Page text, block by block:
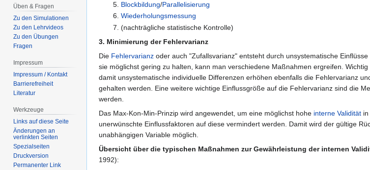
Blockbildung/Parallelisierung
Wiederholungsmessung
(nachträgliche statistische Kontrolle)
3. Minimierung der Fehlervarianz
Die Fehlervarianz oder auch "Zufallsvarianz" entsteht durch unsystematische
sie möglichst gering zu halten, kann man verschiedene Maßnahmen ergreifen.
damit unsystematische individuelle Differenzen erhöhen ebenfalls die Fehlervarianz
gehalten werden. Eine weitere wichtige Einflussgröße auf die Fehlervarianz sind die
werden.
Das Max-Kon-Min-Prinzip wird angewendet, um eine möglichst hohe interne Validität
unerwünschte Einflussfaktoren auf diese vermindert werden. Damit wird der gültige
unabhängigen Variable möglich.
Übersicht über die typischen Maßnahmen zur Gewährleistung der internen
1992):
Üben & Fragen
Zu den Simulationen
Zu den Lehrvideos
Zu den Übungen
Fragen
Impressum
Impressum / Kontakt
Barrierefreiheit
Literatur
Werkzeuge
Links auf diese Seite
Änderungen an
verlinkten Seiten
Spezialseiten
Druckversion
Permanenter Link